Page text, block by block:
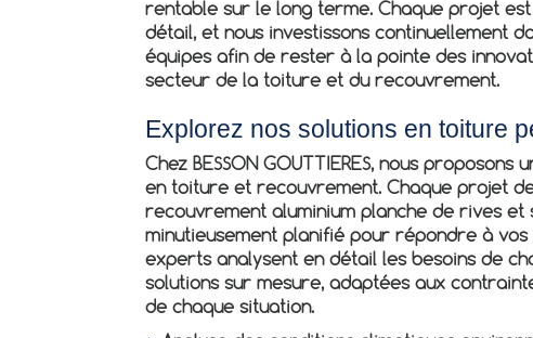
rentable sur le long terme. Chaque projet
détail, et nous investissons continuellement
équipes afin de rester à la pointe des
secteur de la toiture et du recouvrement.
Explorez nos solutions en toiture
Chez BESSON GOUTTIERES, nous
en toiture et recouvrement. Chaque projet
recouvrement aluminium planche de rives et
minutieusement planifié pour répondre à vos
experts analysent en détail les besoins de
solutions sur mesure, adaptées aux
de chaque situation.